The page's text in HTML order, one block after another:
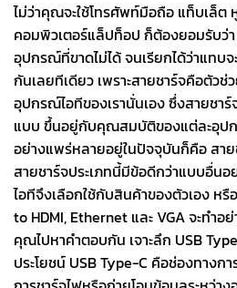
ไม่ว่าคุณจะใช้โทรศัพท์มือถือ แท็บเล็ต
คอมพิวเตอร์แล็ปท็อป ก็ต้องยอมรับว่า
อุปกรณ์ที่ขาดไม่ได้ จนเรียกได้ว่าแทบ
กันเลยทีเดียว เพราะสายชาร์จคือตัวช่
อุปกรณ์ไอทีของเรานั่นเอง ซึ่งสายชา
แบบ ขึ้นอยู่กับคุณสมบัติของแต่ละอุป
อย่างแพร่หลายอยู่ในปัจจุบันก็คือ สาย
สายชาร์จประเภทนี้มีข้อดีกว่าแบบอื่น
ไอทีจึงเลือกใช้กับสินค้าของตัวเอง ห
to HDMI, Ethernet และ VGA จะทำอ
คุณไปหาคำตอบกัน เจาะลึก USB
ประโยชน์ USB Type-C คือช่องทางก